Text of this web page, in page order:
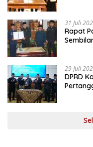
31 Juli
Rapat
29 Juli
DPRD